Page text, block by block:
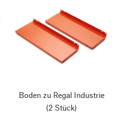
Boden zu Regal Industrie
(2 Stück)